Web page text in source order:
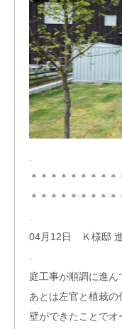
.
＊＊＊＊＊＊＊＊
＊＊＊＊＊＊＊＊
.
04月12日 Ｋ様邸
.
庭工事が順調に進ん
あとは左官と植栽の
壁ができたことでオ